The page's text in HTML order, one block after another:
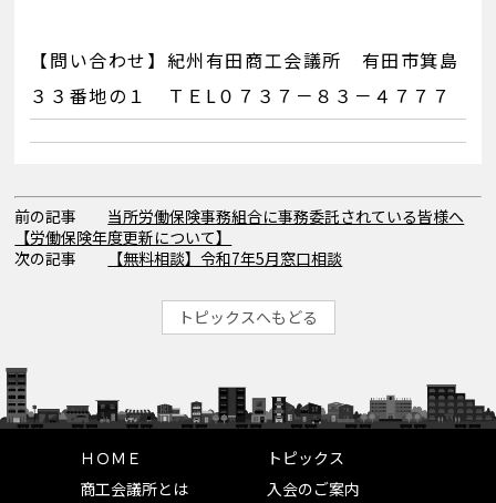
【問い合わせ】紀州有田商工会議所 有田市箕島
３３番地の１ ＴＥL０７３７－８３－４７７７
前の記事
当所労働保険事務組合に事務委託されている皆様へ
【労働保険年度更新について】
次の記事
【無料相談】令和7年5月窓口相談
トピックスへもどる
ＨＯＭＥ
トピックス
商工会議所とは
入会のご案内